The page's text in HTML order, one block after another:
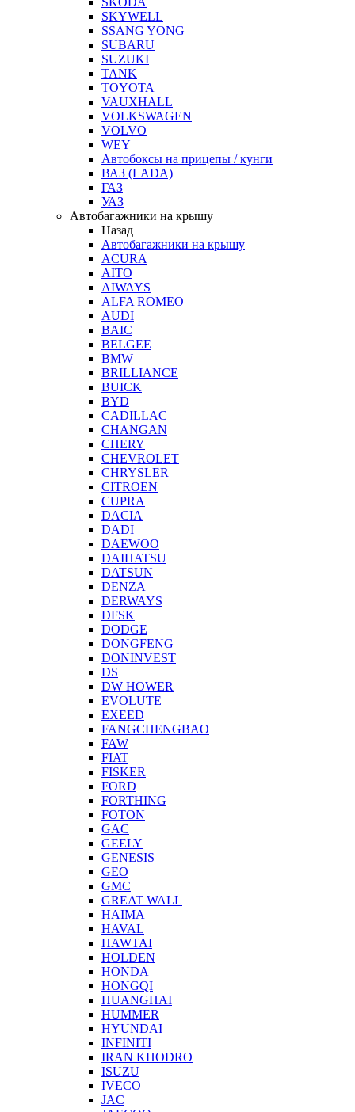
SKYWELL
SSANG YONG
SUBARU
SUZUKI
TANK
TOYOTA
VAUXHALL
VOLKSWAGEN
VOLVO
WEY
Автобоксы на прицепы / кунги
ВАЗ (LADA)
ГАЗ
УАЗ
Автобагажники на крышу
Назад
Автобагажники на крышу
ACURA
AITO
AIWAYS
ALFA ROMEO
AUDI
BAIC
BELGEE
BMW
BRILLIANCE
BUICK
BYD
CADILLAC
CHANGAN
CHERY
CHEVROLET
CHRYSLER
CITROEN
CUPRA
DACIA
DADI
DAEWOO
DAIHATSU
DATSUN
DENZA
DERWAYS
DFSK
DODGE
DONGFENG
DONINVEST
DS
DW HOWER
EVOLUTE
EXEED
FANGCHENGBAO
FAW
FIAT
FISKER
FORD
FORTHING
FOTON
GAC
GEELY
GENESIS
GEO
GMC
GREAT WALL
HAIMA
HAVAL
HAWTAI
HOLDEN
HONDA
HONGQI
HUANGHAI
HUMMER
HYUNDAI
INFINITI
IRAN KHODRO
ISUZU
IVECO
JAC